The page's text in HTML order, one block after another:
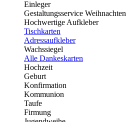
Einleger
Gestaltungsservice Weihnachten
Hochwertige Aufkleber
Tischkarten
Adressaufkleber
Wachssiegel
Alle Dankeskarten
Hochzeit
Geburt
Konfirmation
Kommunion
Taufe
Firmung